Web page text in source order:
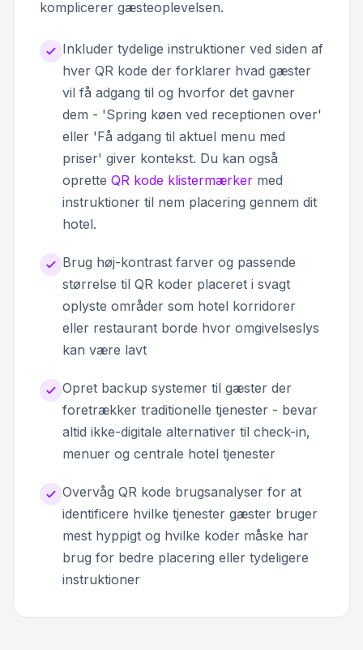
komplicerer gæsteoplevelsen.
Inkluder tydelige instruktioner ved siden af
hver QR kode der forklarer hvad gæster
vil få adgang til og hvorfor det gavner
dem - 'Spring køen ved receptionen over'
eller 'Få adgang til aktuel menu med
priser' giver kontekst. Du kan også
oprette QR kode klistermærker med
instruktioner til nem placering gennem dit
hotel.
Brug høj-kontrast farver og passende
størrelse til QR koder placeret i svagt
oplyste områder som hotel korridorer
eller restaurant borde hvor omgivelseslys
kan være lavt
Opret backup systemer til gæster der
foretrækker traditionelle tjenester - bevar
altid ikke-digitale alternativer til check-in,
menuer og centrale hotel tjenester
Overvåg QR kode brugsanalyser for at
identificere hvilke tjenester gæster bruger
mest hyppigt og hvilke koder måske har
brug for bedre placering eller tydeligere
instruktioner